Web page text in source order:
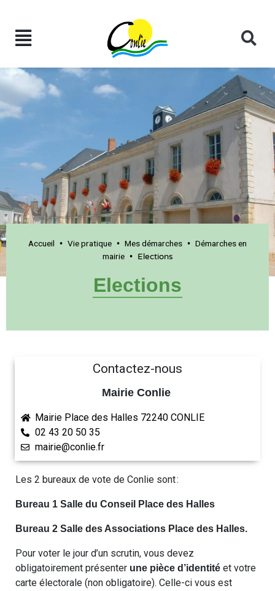
Accueil • Vie pratique • Mes démarches • Démarches en
mairie• Elections
Elections
Contactez-nous
Mairie Conlie
Mairie Place des Halles 72240 CONLIE
02 43 20 50 35
mairie@conlie.fr
Les 2 bureaux de vote de Conlie sont :
Bureau 1 Salle du Conseil Place des Halles
Bureau 2 Salle des Associations Place des Halles.
Pour voter le jour d’un scrutin, vous devez
obligatoirement présenter une pièce d’identité et votre
carte électorale (non obligatoire). Celle-ci vous est